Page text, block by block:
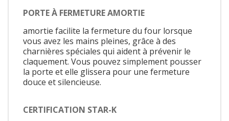
PORTE À FERMETURE AMORTIE
amortie facilite la fermeture du four lorsque
vous avez les mains pleines, grâce à des
charnières spéciales qui aident à prévenir le
claquement. Vous pouvez simplement pousser
la porte et elle glissera pour une fermeture
douce et silencieuse.
CERTIFICATION STAR-K